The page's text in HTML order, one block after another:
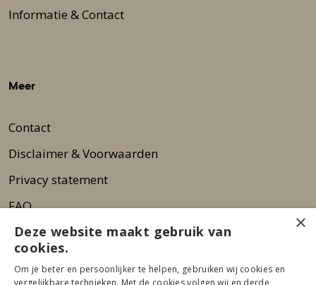
Informatie & Contact
Meer
Contact
Disclaimer & Voorwaarden
Privacy statement
FAQ
Wie zijn wij?
Nieuwsbrief
×
Deze website maakt gebruik van
cookies.
Om je beter en persoonlijker te helpen, gebruiken wij cookies en
vergelijkbare technieken. Met de cookies volgen wij en derde